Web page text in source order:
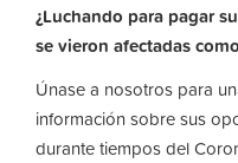
¿Luchando para pagar
se vieron afectadas
Únase a nosotros para
información sobre sus
durante tiempos del